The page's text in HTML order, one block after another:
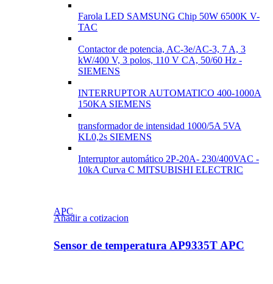
Farola LED SAMSUNG Chip 50W 6500K V-
TAC
Contactor de potencia, AC-3e/AC-3, 7 A, 3
kW/400 V, 3 polos, 110 V CA, 50/60 Hz -
SIEMENS
INTERRUPTOR AUTOMATICO 400-1000A
150KA SIEMENS
transformador de intensidad 1000/5A 5VA
KL0,2s SIEMENS
Interruptor automático 2P-20A- 230/400VAC -
10kA Curva C MITSUBISHI ELECTRIC
APC
Añadir a cotizacion
Sensor de temperatura AP9335T APC